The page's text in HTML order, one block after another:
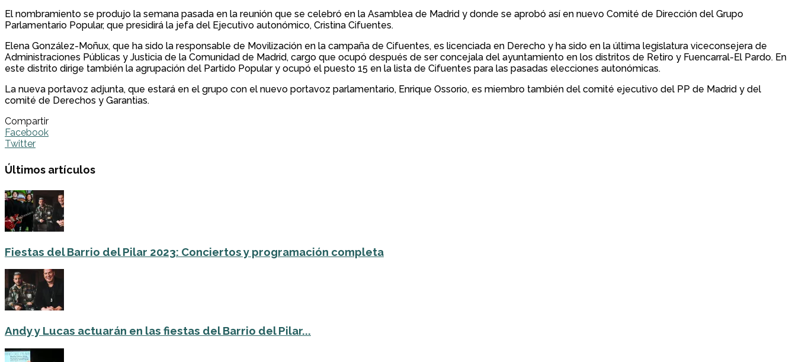
El nombramiento se produjo la semana pasada en la reunión que se celebró en la Asamblea de Madrid y donde se aprobó así en nuevo Comité de Dirección del Grupo
Parlamentario Popular, que presidirá la jefa del Ejecutivo autonómico, Cristina Cifuentes.
Elena González-Moñux, que ha sido la responsable de Movilización en la campaña de Cifuentes, es licenciada en Derecho y ha sido en la última legislatura viceconsejera de
Administraciones Públicas y Justicia de la Comunidad de Madrid, cargo que ocupó después de ser concejala del ayuntamiento en los distritos de Retiro y Fuencarral-El Pardo. En
este distrito dirige también la agrupación del Partido Popular y ocupó el puesto 15 en la lista de Cifuentes para las pasadas elecciones autonómicas.
La nueva portavoz adjunta, que estará en el grupo con el nuevo portavoz parlamentario, Enrique Ossorio, es miembro también del comité ejecutivo del PP de Madrid y del
comité de Derechos y Garantias.
Compartir
Facebook
Twitter
Últimos artículos
Fiestas del Barrio del Pilar 2023: Conciertos y programación completa
Andy y Lucas actuarán en las fiestas del Barrio del Pilar...